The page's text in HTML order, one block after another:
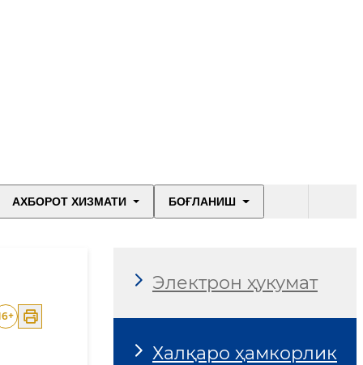
АХБОРОТ ХИЗМАТИ БОҒЛАНИШ
+
Электрон ҳукумат
Халқаро ҳамкорлик